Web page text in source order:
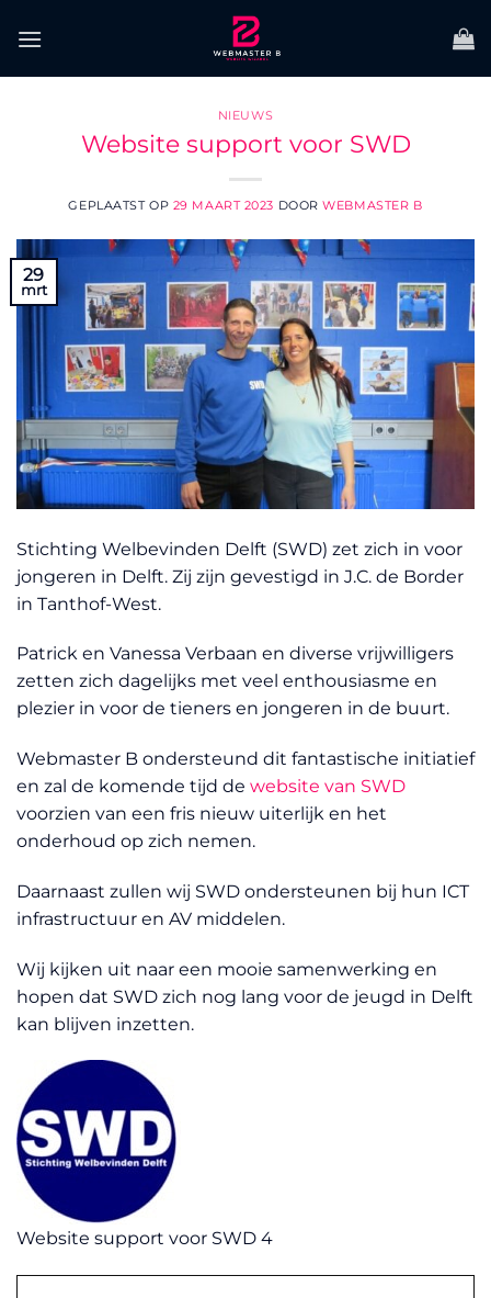
naar
NIEUWS
Website support voor SWD
GEPLAATST OP 29 MAART 2023 DOORWEBMASTER B
29
mrt
Stichting Welbevinden Delft (SWD) zet zich in voor
jongeren in Delft. Zij zijn gevestigd in J.C. de Border
in Tanthof-West.
Patrick en Vanessa Verbaan en diverse vrijwilligers
zetten zich dagelijks met veel enthousiasme en
plezier in voor de tieners en jongeren in de buurt.
Webmaster B ondersteund dit fantastische initiatief
en zal de komende tijd de website van SWD
voorzien van een fris nieuw uiterlijk en het
onderhoud op zich nemen.
Daarnaast zullen wij SWD ondersteunen bij hun ICT
infrastructuur en AV middelen.
Wij kijken uit naar een mooie samenwerking en
hopen dat SWD zich nog lang voor de jeugd in Delft
kan blijven inzetten.
Website support voor SWD 4